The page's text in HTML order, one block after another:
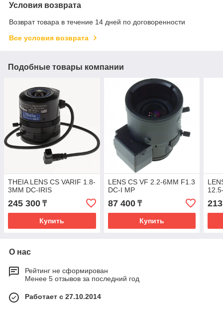
Условия возврата
Возврат товара в течение 14 дней по договоренности
Все условия возврата
Подобные товары компании
THEIA LENS CS VARIF 1.8-
3MM DC-IRIS
245 300 ₸
Купить
LENS CS VF 2.2-6MM F1.3
DC-I MP
87 400₸
Купить
О нас
Рейтинг не сформирован
Менее 5 отзывов за последний год
Работает с 27.10.2014